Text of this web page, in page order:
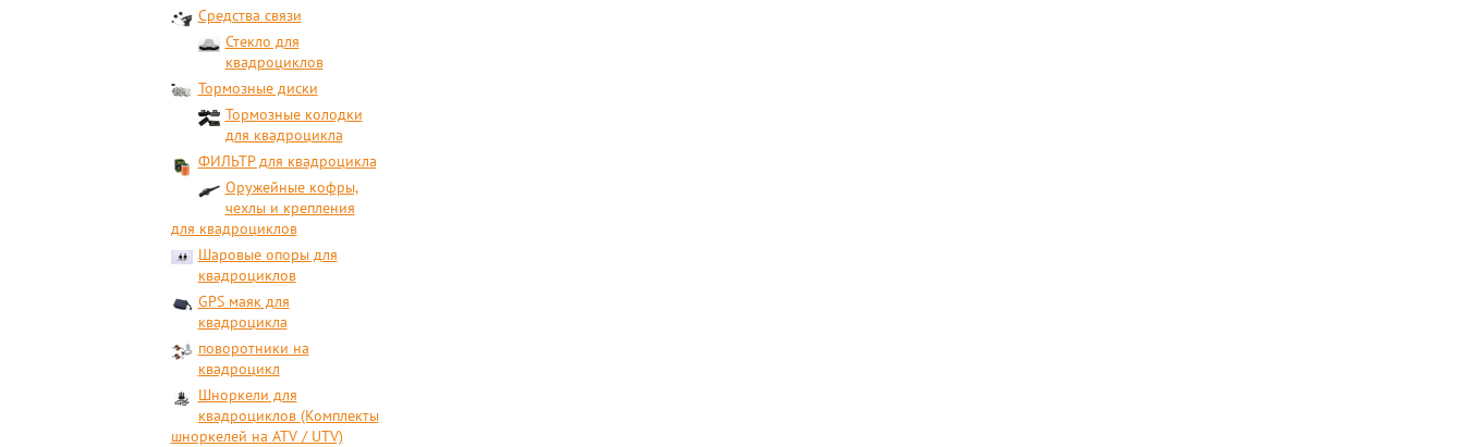
Средства связи
Стекло для
квадроциклов
Тормозные диски
Тормозные колодки
для квадроцикла
ФИЛЬТР для квадроцикла
Оружейные кофры,
чехлы и крепления
для квадроциклов
Шаровые опоры для
квадроциклов
GPS маяк для
квадроцикла
поворотники на
квадроцикл
Шноркели для
квадроциклов (Комплекты
шноркелей на ATV / UTV)